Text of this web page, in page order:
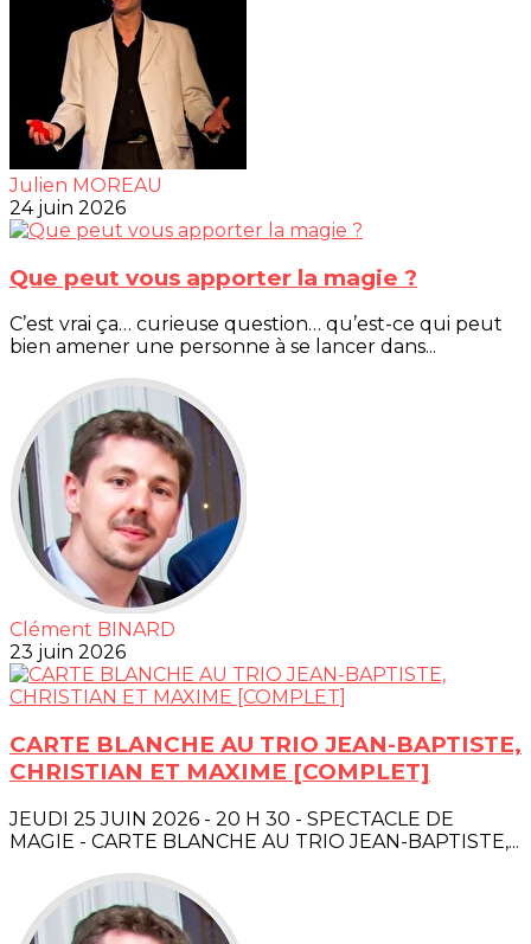
Julien MOREAU
24 juin 2026
Que peut vous apporter la magie ?
C’est vrai ça… curieuse question… qu’est-ce qui peut
bien amener une personne à se lancer dans...
Clément BINARD
23 juin 2026
CARTE BLANCHE AU TRIO JEAN-BAPTISTE,
CHRISTIAN ET MAXIME [COMPLET]
JEUDI 25 JUIN 2026 - 20 H 30 - SPECTACLE DE
MAGIE - CARTE BLANCHE AU TRIO JEAN-BAPTISTE,...